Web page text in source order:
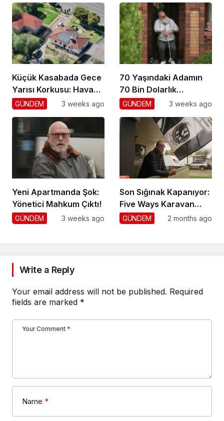
Küçük Kasabada Gece
Yarısı Korkusu: Hava
Gözetimi
GÜNDEM 3 weeks ago
70 Yaşındaki Adamın
70 Bin Dolarlık
Dolandırıcılığı
GÜNDEM 3 weeks ago
Yeni Apartmanda Şok:
Yönetici Mahkum Çıktı!
GÜNDEM 3 weeks ago
Son Sığınak Kapanıyor:
Five Ways Karavan
Park
GÜNDEM 2 months ago
Write a Reply
Your email address will not be published. Required
fields are marked *
Your Comment *
Name *